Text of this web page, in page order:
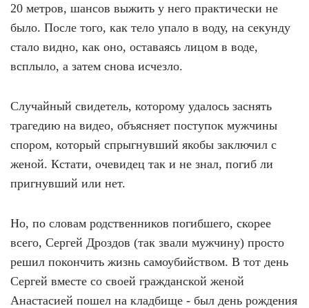
20 метров, шансов выжить у него практически не
было. После того, как тело упало в воду, на секунду
стало видно, как оно, оставаясь лицом в воде,
всплыло, а затем снова исчезло.
Случайный свидетель, которому удалось заснять
трагедию на видео, объясняет поступок мужчины
спором, который спрыгнувший якобы заключил с
женой. Кстати, очевидец так и не знал, погиб ли
пригнувший или нет.
Но, по словам родственников погибшего, скорее
всего, Сергей Дроздов (так звали мужчину) просто
решил покончить жизнь самоубийством. В тот день
Сергей вместе со своей гражданской женой
Анастасией пошел на кладбище - был день рождения